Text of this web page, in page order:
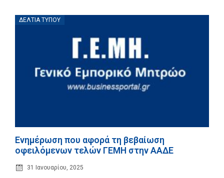
ΔΕΛΤΊΑ ΤΎΠΟΥ
Ενημέρωση που αφορά τη βεβαίωση
οφειλόμενων τελών ΓΕΜΗ στην ΑΑΔΕ
31 Ιανουαρίου, 2025